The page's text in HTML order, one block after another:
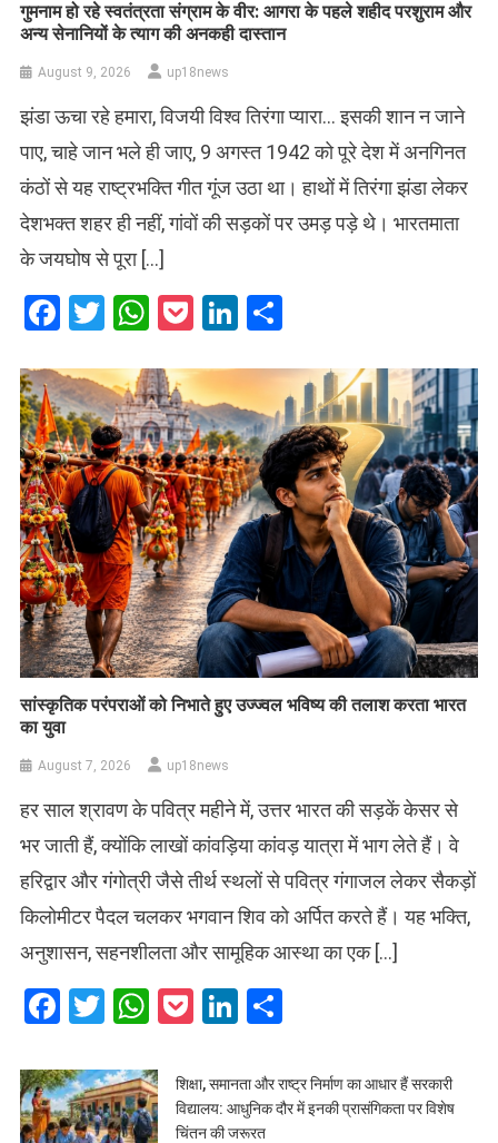
गुमनाम हो रहे स्वतंत्रता संग्राम के वीर: आगरा के पहले शहीद परशुराम और
अन्य सेनानियों के त्याग की अनकही दास्तान
August 9, 2026 up18news
झंडा ऊचा रहे हमारा, विजयी विश्व तिरंगा प्यारा… इसकी शान न जाने
पाए, चाहे जान भले ही जाए, 9 अगस्त 1942 को पूरे देश में अनगिनत
कंठों से यह राष्ट्रभक्ति गीत गूंज उठा था। हाथों में तिरंगा झंडा लेकर
देशभक्त शहर ही नहीं, गांवों की सड़कों पर उमड़ पड़े थे। भारतमाता
के जयघोष से पूरा […]
Facebook
Twitter
WhatsApp
PocketLinkedIn
सांस्कृतिक परंपराओं को निभाते हुए उज्ज्वल भविष्य की तलाश करता भारत
का युवा
August 7, 2026 up18news
हर साल श्रावण के पवित्र महीने में, उत्तर भारत की सड़कें केसर से
भर जाती हैं, क्योंकि लाखों कांवड़िया कांवड़ यात्रा में भाग लेते हैं। वे
हरिद्वार और गंगोत्री जैसे तीर्थ स्थलों से पवित्र गंगाजल लेकर सैकड़ों
किलोमीटर पैदल चलकर भगवान शिव को अर्पित करते हैं। यह भक्ति,
अनुशासन, सहनशीलता और सामूहिक आस्था का एक […]
Facebook
Twitter
WhatsApp
PocketLinkedIn
शिक्षा, समानता और राष्ट्र निर्माण का आधार हैं सरकारी
विद्यालय: आधुनिक दौर में इनकी प्रासंगिकता पर विशेष
चिंतन की जरूरत